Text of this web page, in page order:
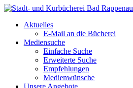
Aktuelles
E-Mail an die Bücherei
Mediensuche
Einfache Suche
Erweiterte Suche
Empfehlungen
Medienwünsche
Unsere Angebote